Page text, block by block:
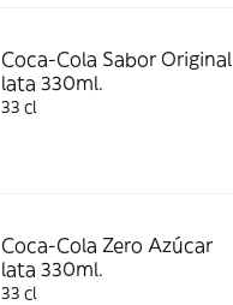
Coca-Cola Sabor Original
lata 330ml.
33 cl
Coca-Cola Zero Azúcar
lata 330ml.
33 cl